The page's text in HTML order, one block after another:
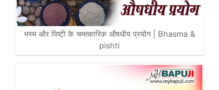
भस्म और पिष्टी के चमत्कारिक औषधीय प्रयोग | Bhasma &
pishti